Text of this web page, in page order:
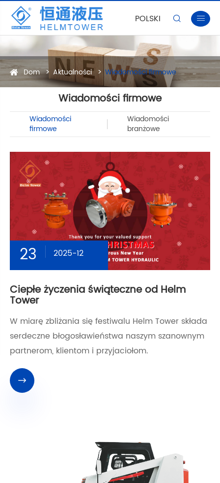
POLSKI  
Dom Aktualności Wiadomości firmowe
Wiadomości firmowe
Wiadomości
firmowe
Wiadomości
branżowe
23 2025-12
Ciepłe życzenia świąteczne od Helm
Tower
W miarę zbliżania się festiwalu Helm Tower składa
serdeczne błogosławieństwa naszym szanownym
partnerom, klientom i przyjaciołom.
